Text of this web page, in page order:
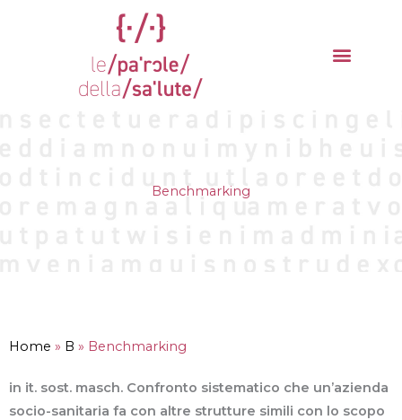
Benchmarking
Home » B » Benchmarking
in it. sost. masch. Confronto sistematico che un’azienda
socio-sanitaria fa con altre strutture simili con lo scopo